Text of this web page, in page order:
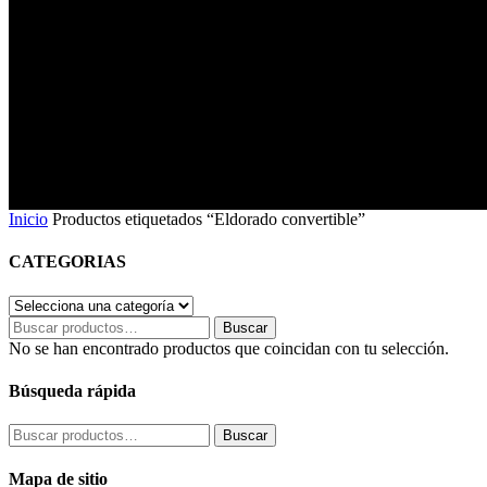
Inicio Productos etiquetados “Eldorado convertible”
CATEGORIAS
Buscar
por:
Buscar
No se han encontrado productos que coincidan con tu selección.
Búsqueda rápida
Buscar
por:
Buscar
Mapa de sitio